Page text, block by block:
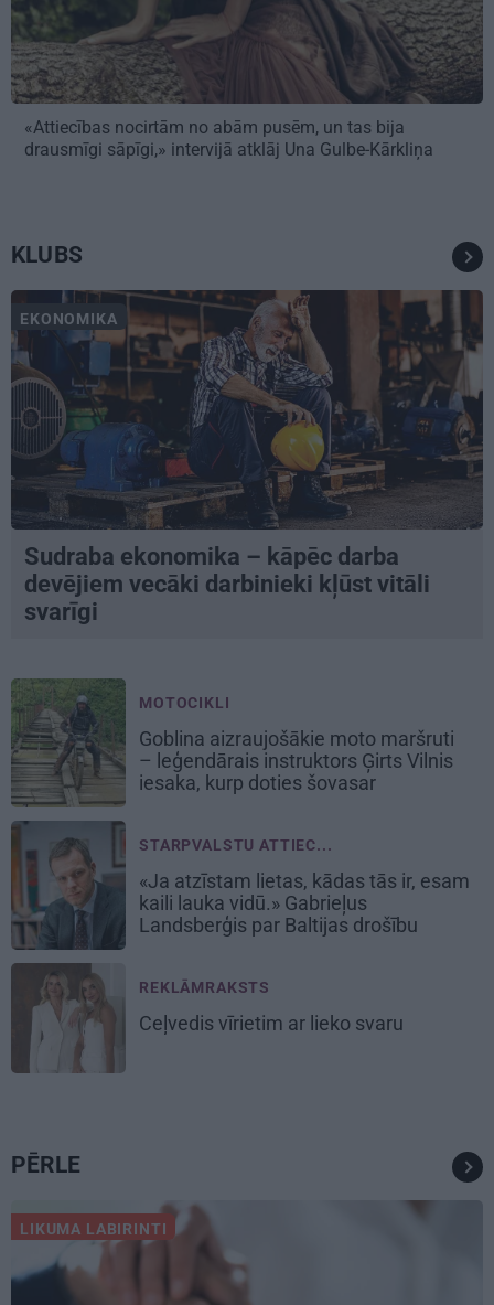
«Attiecības nocirtām no abām pusēm, un tas bija
drausmīgi sāpīgi,» intervijā atklāj Una Gulbe-Kārkliņa
KLUBS
EKONOMIKA
Sudraba ekonomika – kāpēc darba
devējiem vecāki darbinieki kļūst vitāli
svarīgi
MOTOCIKLI
Goblina aizraujošākie moto maršruti
– leģendārais instruktors Ģirts Vilnis
iesaka, kurp doties šovasar
STARPVALSTU ATTIEC...
«Ja atzīstam lietas, kādas tās ir, esam
kaili lauka vidū.» Gabrieļus
Landsberģis par Baltijas drošību
REKLĀMRAKSTS
Ceļvedis vīrietim ar lieko svaru
PĒRLE
LIKUMA LABIRINTI